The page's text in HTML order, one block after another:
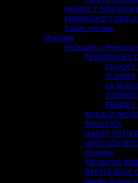
MAGOS Y FANTASIA
MARIACHIS Y
Super Héroes
Mujeres
Películas y
PERSONAJES
IT DAMA
LA
FREDDY
RONALD
MALEFICA
HARRY
GATO CON
Dorothy
TRIUNFOS
BEETLEJUICE